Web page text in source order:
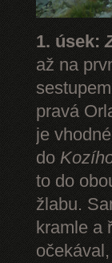
1. úsek:
až na
pravá
je
do
to do
žlabu.
kramle a